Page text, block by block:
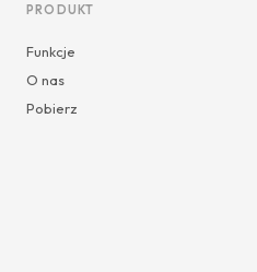
PRODUKT
Funkcje
O nas
Pobierz